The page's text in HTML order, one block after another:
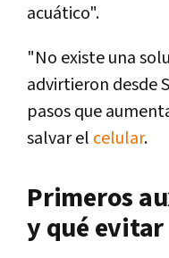
acuático".
"No existe una
advirtieron desde
pasos que
salvar el celular.
Primeros
y qué evitar